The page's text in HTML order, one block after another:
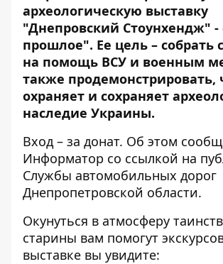
археологическую выставку
"Днепровский Стоунхендж" -
прошлое". Ее цель – собрать
на помощь ВСУ и военным
также продемонстрировать,
охраняет и сохраняет
наследие Украины.
Вход – за донат. Об этом
Информатор со ссылкой на
Службы автомобильных дорог
Днепропетровской области.
Окунуться в атмосферу
старины вам помогут
выставке вы увидите: